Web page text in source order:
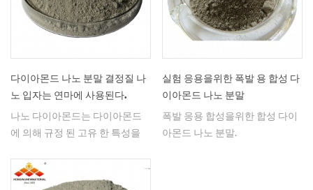
다이아몬드 나노 분말 결정질 나
노 입자는 연마에 사용된다.
나노 다이아몬드는 다이아몬드
에 의해 규정 된 고유 한 특성을
유하는 특유의 특성을 가지고있
다. 그것은 이러한 포괄적 인 기술
실험 응용을위한 폭발 용 합성 다
이아몬드 나노 분말
폭발 응용 합성을위한 합성 다이
아몬드 나노 분말.